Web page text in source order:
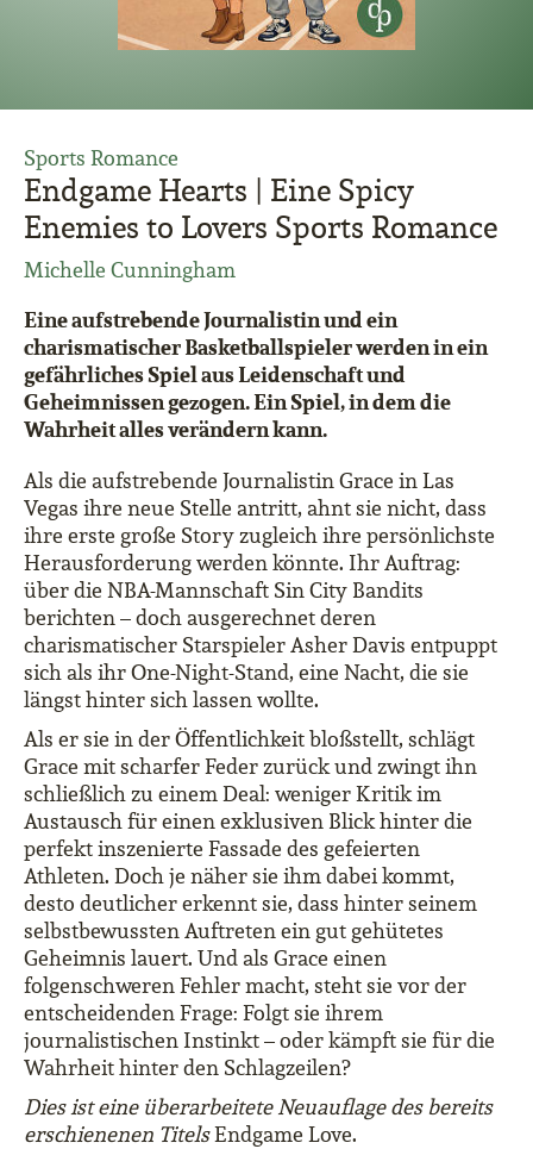
Endgame Hearts | Eine Spicy
Enemies to Lovers Sports Romance
Michelle Cunningham
Sports Romance
Eine aufstrebende Journalistin und ein
charismatischer Basketballspieler werden in ein
gefährliches Spiel aus Leidenschaft und
Geheimnissen gezogen. Ein Spiel, in dem die
Wahrheit alles verändern kann.
Als die aufstrebende Journalistin Grace in Las
Vegas ihre neue Stelle antritt, ahnt sie nicht, dass
ihre erste große Story zugleich ihre persönlichste
Herausforderung werden könnte. Ihr Auftrag:
über die NBA-Mannschaft Sin City Bandits
berichten – doch ausgerechnet deren
charismatischer Starspieler Asher Davis entpuppt
sich als ihr One-Night-Stand, eine Nacht, die sie
längst hinter sich lassen wollte.
Als er sie in der Öffentlichkeit bloßstellt, schlägt
Grace mit scharfer Feder zurück und zwingt ihn
schließlich zu einem Deal: weniger Kritik im
Austausch für einen exklusiven Blick hinter die
perfekt inszenierte Fassade des gefeierten
Athleten. Doch je näher sie ihm dabei kommt,
desto deutlicher erkennt sie, dass hinter seinem
selbstbewussten Auftreten ein gut gehütetes
Geheimnis lauert. Und als Grace einen
folgenschweren Fehler macht, steht sie vor der
entscheidenden Frage: Folgt sie ihrem
journalistischen Instinkt – oder kämpft sie für die
Wahrheit hinter den Schlagzeilen?
Dies ist eine überarbeitete Neuauflage des bereits
erschienenen TitelsEndgame Love.